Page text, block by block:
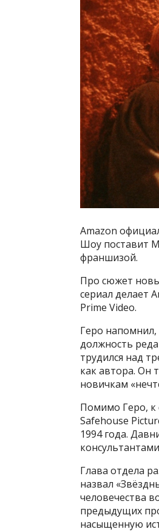
Amazon
Шоу поставит
франшизой.
Про сюжет
сериал делает
Prime Video.
Геро напомнил,
должность
трудился над
как автора. Он
новичкам
Помимо Геро, к
Safehouse
1994 года.
Глава отдела
назвал
человечества
предыдущих
насыщенную